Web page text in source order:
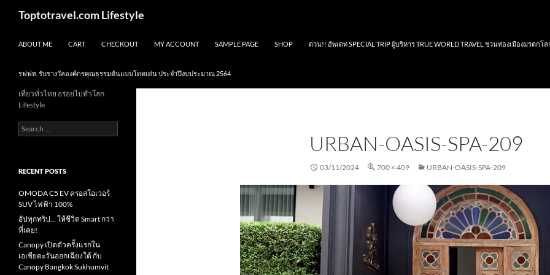
Toptotravel.com Lifestyle
ABOUT ME CART CHECKOUT MY ACCOUNT SAMPLE PAGE SHOP ด่วน!! อัพเดท SPECIAL TRIP ผู้บริหาร TRUE WORLD TRAVEL ชวนท่องเมืองมรดกโล
รฟฟท. รับรางวัลองค์กรคุณธรรมต้นแบบโดดเด่น ประจำปีงบประมาณ 2564
URBAN-OASIS-SPA-209
03/11/2024 700 × 409 URBAN-OASIS-SPA-209
เที่ยวทั่วไทย อร่อยไปทั่วโลก
Lifestyle
Search
for:
RECENT POSTS
OMODA C5 EV ครอสโอเวอร์
SUV ไฟฟ้า 100%
อัปทุกทริป… ให้ชีวิต Smart กว่า
ที่เคย!
Canopy เปิดตัวครั้งแรกใน
เอเชียตะวันออกเฉียงใต้ กับ
Canopy Bangkok Sukhumvit